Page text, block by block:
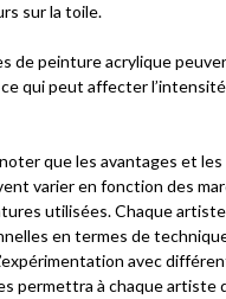
sur la toile.
de peinture acrylique
qui peut affecter
que les avantages et les
varier en fonction des
utilisées. Chaque artiste
en termes de
avec
permettra à chaque artiste